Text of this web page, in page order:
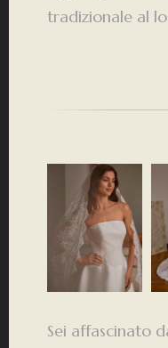
tradizionale al
Sei affascinato